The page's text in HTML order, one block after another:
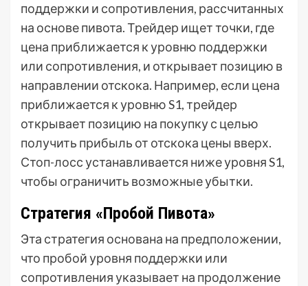
поддержки и сопротивления, рассчитанных
на основе пивота. Трейдер ищет точки, где
цена приближается к уровню поддержки
или сопротивления, и открывает позицию в
направлении отскока. Например, если цена
приближается к уровню S1, трейдер
открывает позицию на покупку с целью
получить прибыль от отскока цены вверх.
Стоп-лосс устанавливается ниже уровня S1,
чтобы ограничить возможные убытки.
Стратегия «Пробой Пивота»
Эта стратегия основана на предположении,
что пробой уровня поддержки или
сопротивления указывает на продолжение